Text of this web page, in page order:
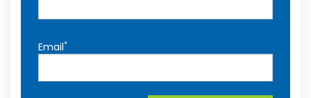
Email*